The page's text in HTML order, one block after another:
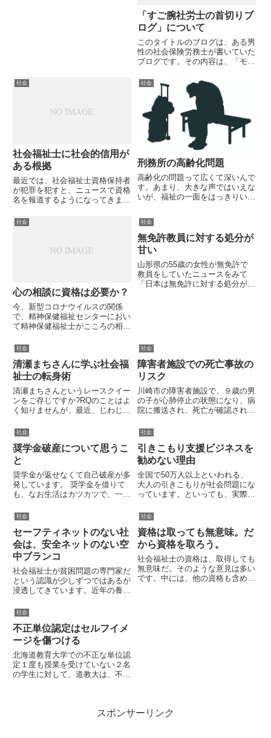
「すご腕社労士の首切りブ
ログ」について
このタイトルのブログは、ある男
性の社会保険労務士が書いていた
ブログです。その内容は、「モン
て、退職に追い込むノウハウを指
南するという、とんでもない内容
になっていました。ネット上で炎
上したため、現在このブログは
削...
社会
社会福祉士に社会的信用が
ある根拠
最近では、社会福祉士資格保持者
が犯罪を犯すと、ニュースで資格
名を報道するようになってきまし
が、△△という犯罪を犯したとい
う報道がされています。これは、
現れです。社会的信用は非常に大
社会
刑務所の高齢化問題
高齢化の問題って広くて深いんで
す。あまり、大きな声ではいえな
いが、福祉の一面をはっきりいっ
ちこぼれた人を税金によって救済
するものだと思うんです。それを
象徴するのが、高齢受刑者の実態
である。今、刑務所は、福祉施
設...
社会
心の相談に資格は必要か？
今、新型コロナウイルスの関係
で、精神保健福祉センターにおい
て精神保健福祉士がこころの相談
ています。相談に応じるのは臨床
心理士だったり、保健師であるこ
ともあります。ここで、社会福祉
士の私は、「精神保健福祉士の資
格...
社会
無免許教員に対する処分が
甘い
山形県の55歳の女性が無免許で
教員をしていたニュースをみて
「日本は無免許に対する処分が甘
社会
清瀬まちさんに学ぶ社会福
祉士の転身術
清瀬まちさんというレースクイー
ンをご存じですか?RQのことはよ
く知りませんが、最近、じわじわ
す。清瀬まちさんの経歴防衛大を
志望していたが受験に失敗し、岡
山県立大保健福祉学部に学ぶ。卒
業後は介護福祉士として特別養...
社会
障害者施設での死亡事故の
リスク
川崎市の障害者施設で、９歳の男
の子が心肺停止の状態になり、病
院に搬送され、死亡が確認されま
死の疑いがあるとのことです。２
０代の女性職員が男の子に覆いか
ぶさったことで窒息したと報道さ
れています。寝かしつけるため
社会
奨学金破産について思うこ
と
奨学金が返せなくて自己破産が多
発しています。 奨学金を借りて
も、なお生活はカツカツで、一日
トをいくつも掛け持ちしている
バイトに時間とエネルギーがとら
れ、満足に単位が取得できない
結局、大学卒業までにたどり着
け...
社会
引きこもり支援ビジネスを
勧めない理由
全国で50万人以上といわれる、
大人の引きこもりが社会問題にな
っています。といっても、実際に
人とその家族です。特に、高齢化
した引きこもり者の親は、金銭的
な負担もさることながら、我が子
への対応に困っています。その
結...
社会
セーフティネットのない社
会は、安全ネットのない空
中ブランコ
社会福祉士が貧困問題の専門家だ
という認識が少しずつではあるが
浸透してきています。近年の養成
をみても、ソーシャルワーカーと
しての役割を求められているので
当然の結果です。しかし、ここま
で社会の変化が激しさを増す中
社会
資格は取っても無意味。だ
から資格を取ろう。
社会福祉士の資格は、取得しても
無意味だ。そのような意見は多い
です。中には、他の資格も含め
社会
不正単位認定はセルフイメ
ージを傷つける
北海道教育大学での不正な単位認
定１度も授業を受けていない２名
の学生に対して、道教大は、不正
は、別教員による補講を受講するスポンサーリンク